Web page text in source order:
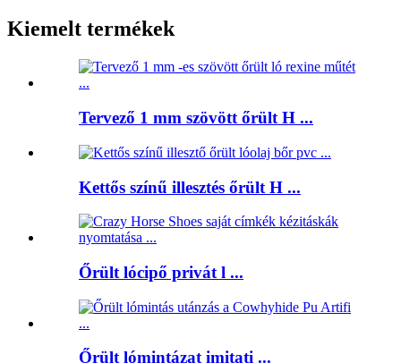
Kiemelt termékek
Tervező 1 mm szövött őrült H ...
Kettős színű illesztés őrült H ...
Őrült lócipő privát l ...
Őrült lómintázat imitati ...